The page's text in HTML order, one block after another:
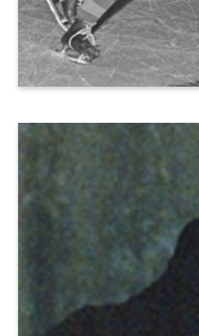
pasztor_gyorgy_5.jpg